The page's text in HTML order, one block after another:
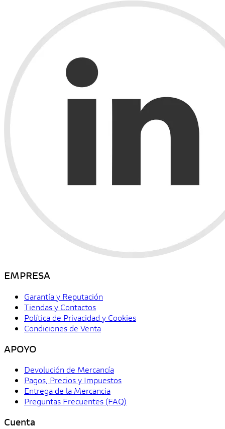
EMPRESA
Garantía y Reputación
Tiendas y Contactos
Política de Privacidad y Cookies
Condiciones de Venta
APOYO
Devolución de Mercancía
Pagos, Precios y Impuestos
Entrega de la Mercancia
Preguntas Frecuentes (FAQ)
Cuenta